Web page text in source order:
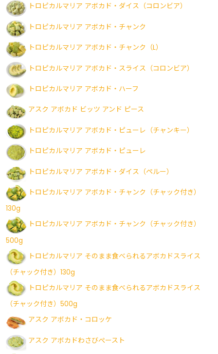
トロピカルマリア アボカド・ダイス（コロンビア）
トロピカルマリア アボカド・チャンク
トロピカルマリア アボカド・チャンク（L）
トロピカルマリア アボカド・スライス（コロンビア）
トロピカルマリア アボカド・ハーフ
アスク アボカド ビッツ アンド ピース
トロピカルマリア アボカド・ピューレ（チャンキー）
トロピカルマリア アボカド・ピューレ
トロピカルマリア アボカド・ダイス（ペルー）
トロピカルマリア アボカド・チャンク（チャック付き）
130g
トロピカルマリア アボカド・チャンク（チャック付き）
500g
トロピカルマリア そのまま食べられるアボカドスライス
（チャック付き）130g
トロピカルマリア そのまま食べられるアボカドスライス
（チャック付き）500g
アスク アボカド・コロッケ
アスク アボカドわさびぺースト